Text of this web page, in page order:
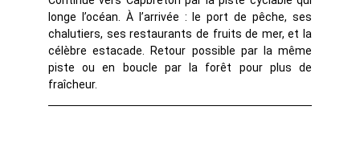
longe l’océan. À l’arrivée : le port de pêche, ses
chalutiers, ses restaurants de fruits de mer, et la
célèbre estacade. Retour possible par la même
piste ou en boucle par la forêt pour plus de
fraîcheur.